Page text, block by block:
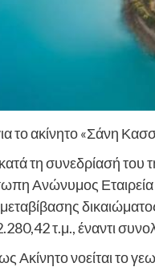
το ακίνητο «Σάνη
τη συνεδρίασή
Ανώνυμος
τ.μ., έναντι
νοείται το